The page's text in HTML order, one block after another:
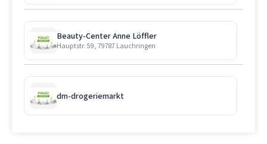
Beauty-Center Anne Löffler
Hauptstr. 59, 79787 Lauchringen
dm-drogeriemarkt